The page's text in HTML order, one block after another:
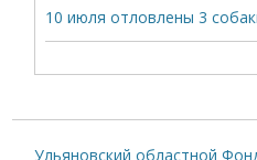
10 июля отловлены 3
Ульяновский областной